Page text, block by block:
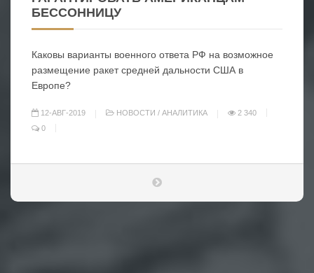
БЕССОННИЦУ
Каковы варианты военного ответа РФ на возможное
размещение ракет средней дальности США в
Европе?
12-АВГ-2019 НОВОСТИ / АНАЛИТИКА
2 340
0